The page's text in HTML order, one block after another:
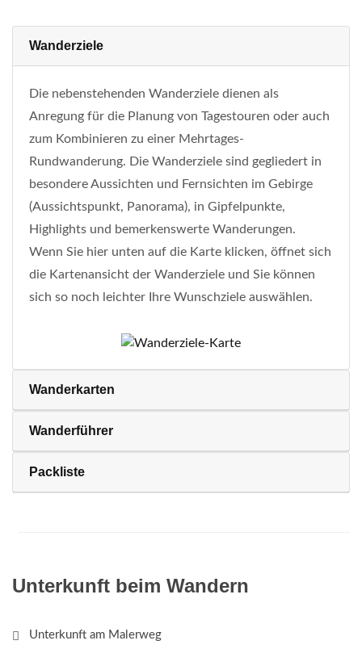
Wanderziele
Die nebenstehenden Wanderziele dienen als
Anregung für die Planung von Tagestouren oder auch
zum Kombinieren zu einer Mehrtages-
Rundwanderung. Die Wanderziele sind gegliedert in
besondere Aussichten und Fernsichten im Gebirge
(Aussichtspunkt, Panorama), in Gipfelpunkte,
Highlights und bemerkenswerte Wanderungen.
Wenn Sie hier unten auf die Karte klicken, öffnet sich
die Kartenansicht der Wanderziele und Sie können
sich so noch leichter Ihre Wunschziele auswählen.
Wanderkarten
Wanderführer
Packliste
Unterkunft beim Wandern
Unterkunft am Malerweg